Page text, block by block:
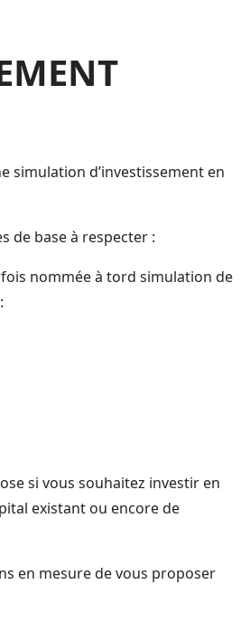
simulation d’investissement en
de base à respecter :
nommée à tord simulation de
si vous souhaitez investir en
existant ou encore de
en mesure de vous proposer